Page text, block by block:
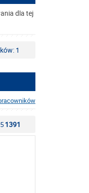
dla tej
1
1391